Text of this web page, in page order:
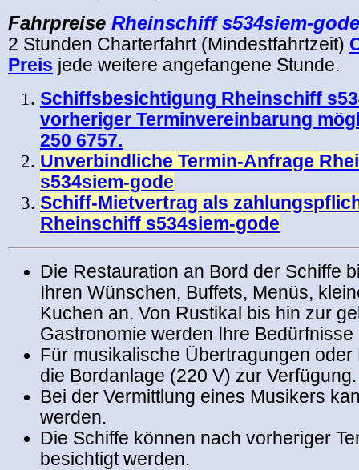
Fahrpreise Rheinschiff s534siem-gode
2 Stunden Charterfahrt (Mindestfahrtzeit)
Preis jede weitere angefangene Stunde.
Schiffsbesichtigung Rheinschiff
vorheriger Terminvereinbarung
250 6757.
Unverbindliche Termin-Anfrage
s534siem-gode
Schiff-Mietvertrag als
Rheinschiff s534siem-gode
Die Restauration an Bord der Schiffe
Ihren Wünschen, Buffets, Menüs,
Kuchen an. Von Rustikal bis hin zur
Gastronomie werden Ihre Bedürfnisse
Für musikalische Übertragungen
die Bordanlage (220 V) zur Verfügung.
Bei der Vermittlung eines Musikers
werden.
Die Schiffe können nach vorheriger
besichtigt werden.